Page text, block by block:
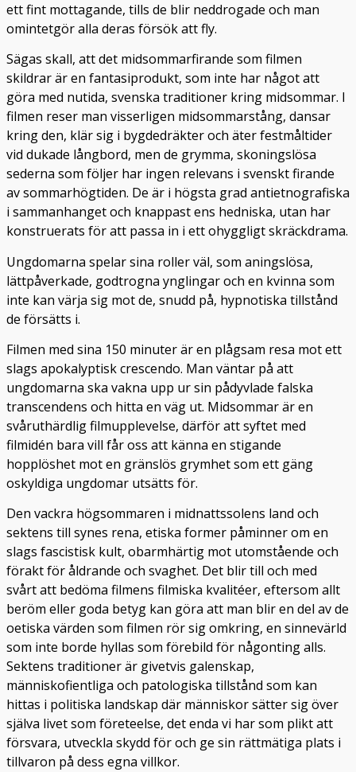
ett fint mottagande, tills de blir neddrogade och man
omintetgör alla deras försök att fly.
Sägas skall, att det midsommarfirande som filmen
skildrar är en fantasiprodukt, som inte har något att
göra med nutida, svenska traditioner kring midsommar. I
filmen reser man visserligen midsommarstång, dansar
kring den, klär sig i bygdedräkter och äter festmåltider
vid dukade långbord, men de grymma, skoningslösa
sederna som följer har ingen relevans i svenskt firande
av sommarhögtiden. De är i högsta grad antietnografiska
i sammanhanget och knappast ens hedniska, utan har
konstruerats för att passa in i ett ohyggligt skräckdrama.
Ungdomarna spelar sina roller väl, som aningslösa,
lättpåverkade, godtrogna ynglingar och en kvinna som
inte kan värja sig mot de, snudd på, hypnotiska tillstånd
de försätts i.
Filmen med sina 150 minuter är en plågsam resa mot ett
slags apokalyptisk crescendo. Man väntar på att
ungdomarna ska vakna upp ur sin pådyvlade falska
transcendens och hitta en väg ut. Midsommar är en
svåruthärdlig filmupplevelse, därför att syftet med
filmidén bara vill får oss att känna en stigande
hopplöshet mot en gränslös grymhet som ett gäng
oskyldiga ungdomar utsätts för.
Den vackra högsommaren i midnattssolens land och
sektens till synes rena, etiska former påminner om en
slags fascistisk kult, obarmhärtig mot utomstående och
förakt för åldrande och svaghet. Det blir till och med
svårt att bedöma filmens filmiska kvalitéer, eftersom allt
beröm eller goda betyg kan göra att man blir en del av de
oetiska värden som filmen rör sig omkring, en sinnevärld
som inte borde hyllas som förebild för någonting alls.
Sektens traditioner är givetvis galenskap,
människofientliga och patologiska tillstånd som kan
hittas i politiska landskap där människor sätter sig över
själva livet som företeelse, det enda vi har som plikt att
försvara, utveckla skydd för och ge sin rättmätiga plats i
tillvaron på dess egna villkor.